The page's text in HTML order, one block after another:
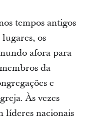
tempos antigos
os
afora para
da
e
Às vezes
líderes nacionais